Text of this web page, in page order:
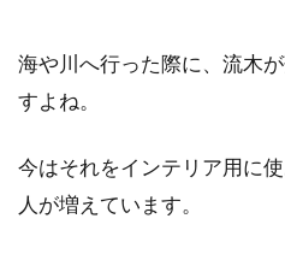
海や川へ行った際に、流木
すよね。
今はそれをインテリア用に
人が増えています。